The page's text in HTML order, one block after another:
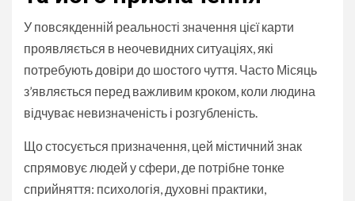
У повсякденній реальності значення цієї карти
проявляється в неочевидних ситуаціях, які
потребують довіри до шостого чуття. Часто Місяць
з’являється перед важливим кроком, коли людина
відчуває невизначеність і розгубленість.
Що стосується призначення, цей містичний знак
спрямовує людей у сфери, де потрібне тонке
сприйняття: психологія, духовні практики,